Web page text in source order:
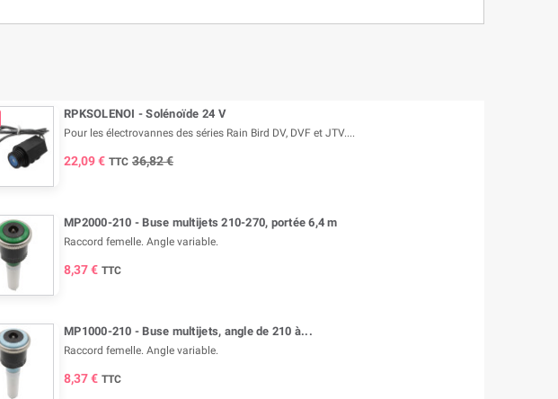
RPKSOLENOI - Solénoïde 24 V
Pour les électrovannes des séries Rain Bird DV, DVF et JTV....
22,09 € TTC 36,82 €
MP2000-210 - Buse multijets 210-270, portée 6,4 m
Raccord femelle. Angle variable.
8,37 € TTC
MP1000-210 - Buse multijets, angle de 210 à...
Raccord femelle. Angle variable.
8,37 € TTC